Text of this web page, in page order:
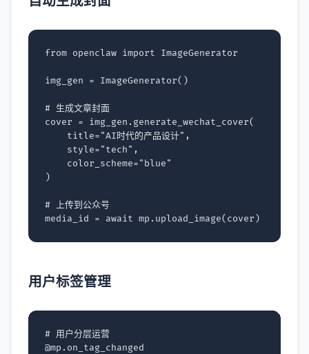
from openclaw import ImageGenerator
img_gen = ImageGenerator()
# 生成文章封面
cover
= img_gen . generate_wechat_cover(
title="AI时代的产品设计" ,
style="tech" ,
color_scheme="blue"
)
# 上传到公众号
media_id
= await mp . upload_image( cover )
用户标签管理
# 用户分层运营
@mp . on_tag_changed